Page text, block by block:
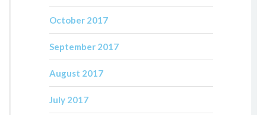
October 2017
September 2017
August 2017
July 2017